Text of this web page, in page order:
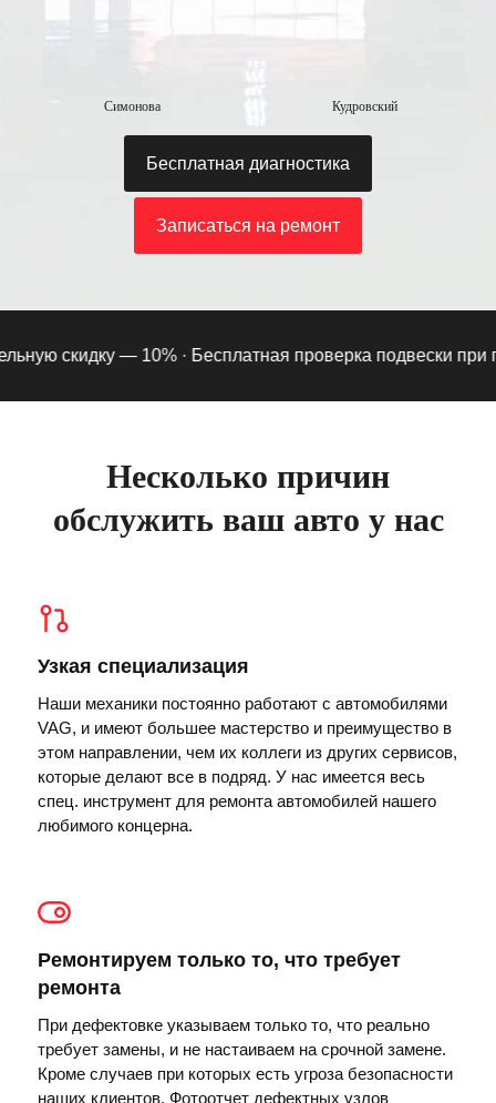
Симонова Кудровский
Бесплатная диагностика
Записаться на ремонт
скидку — 10% ·Бесплатная проверка подвески при
Несколько причин
обслужить ваш авто у нас
Узкая специализация
Наши механики постоянно работают с автомобилями
VAG, и имеют большее мастерство и преимущество в
этом направлении, чем их коллеги из других сервисов,
которые делают все в подряд. У нас имеется весь
спец. инструмент для ремонта автомобилей нашего
любимого концерна.
Ремонтируем только то, что требует
ремонта
При дефектовке указываем только то, что реально
требует замены, и не настаиваем на срочной замене.
Кроме случаев при которых есть угроза безопасности
наших клиентов. Фотоотчет дефектных узлов